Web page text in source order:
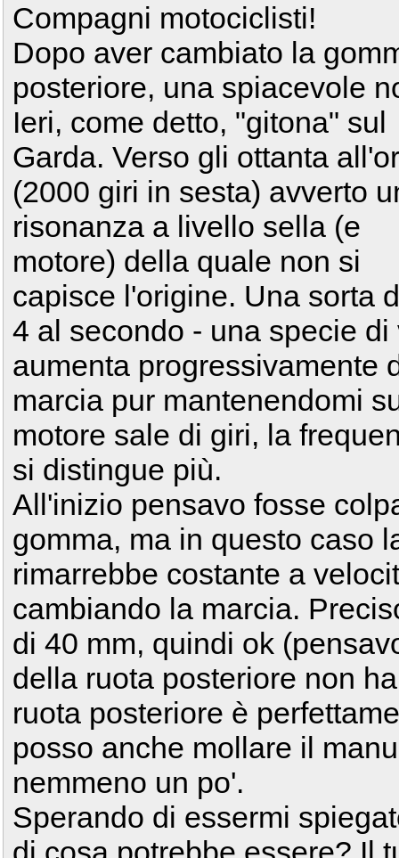
Compagni motociclisti!
Dopo aver cambiato la
posteriore, una spiacevole
Ieri, come detto, "gitona" sul
Garda. Verso gli ottanta
(2000 giri in sesta) avverto
risonanza a livello sella (e
motore) della quale non si
capisce l'origine. Una sorta
4 al secondo - una specie
aumenta progressivamente
marcia pur mantenendomi
motore sale di giri, la
si distingue più.
All'inizio pensavo fosse
gomma, ma in questo caso
rimarrebbe costante a
cambiando la marcia.
di 40 mm, quindi ok
della ruota posteriore non
ruota posteriore è
posso anche mollare il
nemmeno un po'.
Sperando di essermi